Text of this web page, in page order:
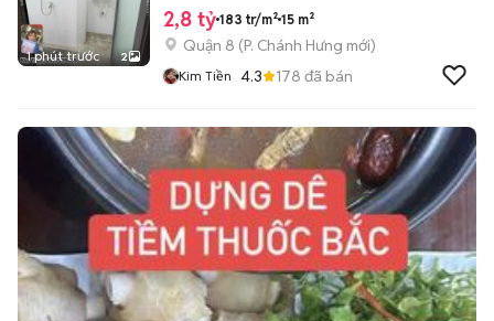
1 phút trước 2
2,8 tỷ 183 tr/m² 15 m²
Quận 8 (P. Chánh Hưng mới)
Kim Tiền 4.3 178 đã bán